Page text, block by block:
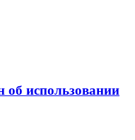
об использовании